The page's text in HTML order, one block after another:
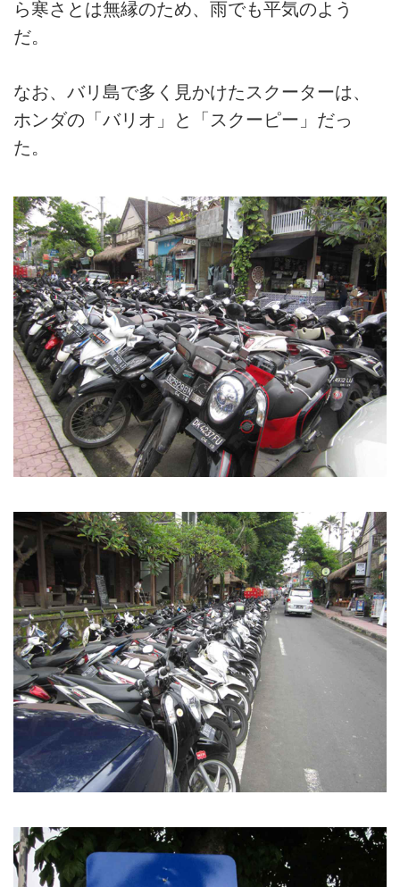
ら寒さとは無縁のため、雨でも平気のよう
だ。
なお、バリ島で多く見かけたスクーターは、
ホンダの「バリオ」と「スクーピー」だっ
た。